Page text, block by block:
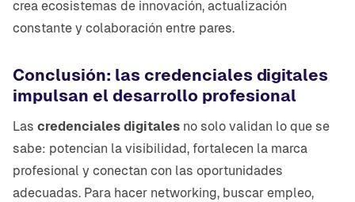
crea ecosistemas de innovación, actualización
constante y colaboración entre pares.
Conclusión: las credenciales digitales
impulsan el desarrollo profesional
Las credenciales digitales no solo validan lo que se
sabe: potencian la visibilidad, fortalecen la marca
profesional y conectan con las oportunidades
adecuadas. Para hacer networking, buscar empleo,